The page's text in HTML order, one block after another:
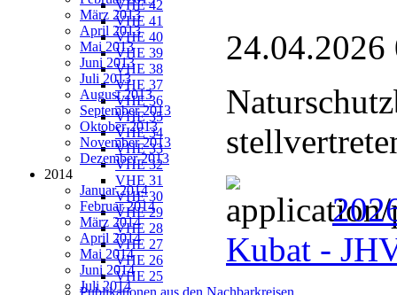
VHE 42
VHE 41
VHE 40
VHE 39
VHE 38
VHE 37
VHE 36
VHE 35
VHE 34
VHE 33
VHE 32
VHE 31
VHE 30
VHE 29
VHE 28
VHE 27
VHE 26
VHE 25
Publikationen aus den Nachbarkreisen
März 2013
April 2013
Mai 2013
Juni 2013
Juli 2013
August 2013
September 2013
Oktober 2013
November 2013
Dezember 2013
2014
Januar 2014
Februar 2014
März 2014
April 2014
Mai 2014
Juni 2014
Juli 2014
24.04.2026
Kubat -